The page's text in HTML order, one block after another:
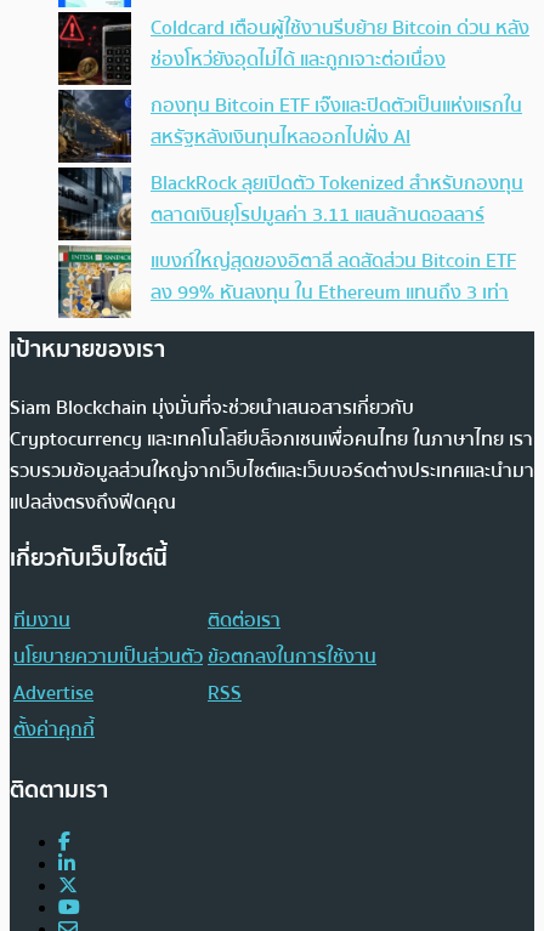
Coldcard เตือนผู้ใช้งานรีบย้าย Bitcoin ด่วน หลัง
ช่องโหว่ยังอุดไม่ได้ และถูกเจาะต่อเนื่อง
กองทุน Bitcoin ETF เจ๊งและปิดตัวเป็นแห่งแรกใน
สหรัฐหลังเงินทุนไหลออกไปฝั่ง AI
BlackRock ลุยเปิดตัว Tokenized สำหรับกองทุน
ตลาดเงินยุโรปมูลค่า 3.11 แสนล้านดอลลาร์
แบงก์ใหญ่สุดของอิตาลี ลดสัดส่วน Bitcoin ETF
ลง 99% หันลงทุน ใน Ethereum แทนถึง 3 เท่า
เป้าหมายของเรา
Siam Blockchain มุ่งมั่นที่จะช่วยนำเสนอสารเกี่ยวกับ
Cryptocurrency และเทคโนโลยีบล็อกเชนเพื่อคนไทย ในภาษาไทย เรา
รวบรวมข้อมูลส่วนใหญ่จากเว็บไซต์และเว็บบอร์ดต่างประเทศและนำมา
แปลส่งตรงถึงฟีดคุณ
เกี่ยวกับเว็บไซต์นี้
ทีมงาน
ติดต่อเรา
นโยบายความเป็นส่วนตัวข้อตกลงในการใช้งาน
Advertise
RSS
ตั้งค่าคุกกี้
ติดตามเรา